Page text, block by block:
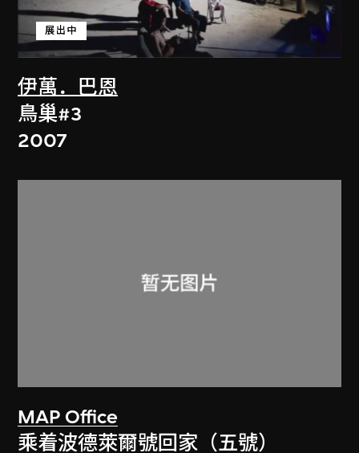
伊萬．巴恩
展出中
鳥巢#3
2007
MAP Office
乘着波德萊爾號回家（五號）